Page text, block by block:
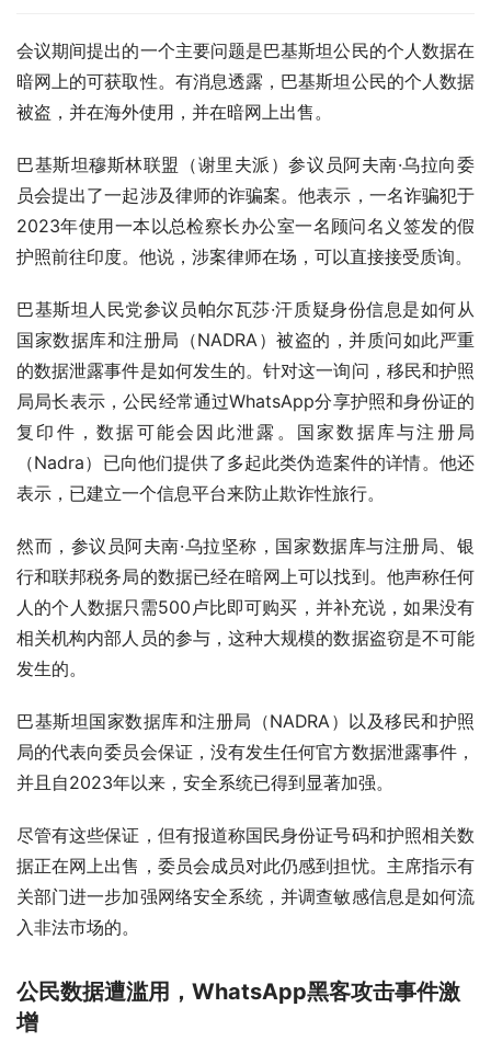
会议期间提出的一个主要问题是巴基斯坦公民的个人数据在
暗网上的可获取性。有消息透露，巴基斯坦公民的个人数据
被盗，并在海外使用，并在暗网上出售。
巴基斯坦穆斯林联盟（谢里夫派）参议员阿夫南·乌拉向委
员会提出了一起涉及律师的诈骗案。他表示，一名诈骗犯于
2023年使用一本以总检察长办公室一名顾问名义签发的假
护照前往印度。他说，涉案律师在场，可以直接接受质询。
巴基斯坦人民党参议员帕尔瓦莎·汗质疑身份信息是如何从
国家数据库和注册局（NADRA）被盗的，并质问如此严重
的数据泄露事件是如何发生的。针对这一询问，移民和护照
局局长表示，公民经常通过WhatsApp分享护照和身份证的
复印件，数据可能会因此泄露。国家数据库与注册局
（Nadra）已向他们提供了多起此类伪造案件的详情。他还
表示，已建立一个信息平台来防止欺诈性旅行。
然而，参议员阿夫南·乌拉坚称，国家数据库与注册局、银
行和联邦税务局的数据已经在暗网上可以找到。他声称任何
人的个人数据只需500卢比即可购买，并补充说，如果没有
相关机构内部人员的参与，这种大规模的数据盗窃是不可能
发生的。
巴基斯坦国家数据库和注册局（NADRA）以及移民和护照
局的代表向委员会保证，没有发生任何官方数据泄露事件，
并且自2023年以来，安全系统已得到显著加强。
尽管有这些保证，但有报道称国民身份证号码和护照相关数
据正在网上出售，委员会成员对此仍感到担忧。主席指示有
关部门进一步加强网络安全系统，并调查敏感信息是如何流
入非法市场的。
公民数据遭滥用，WhatsApp黑客攻击事件激
增